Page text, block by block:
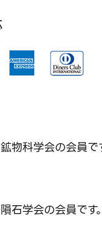
物科学会の会員で
石学会の会員です